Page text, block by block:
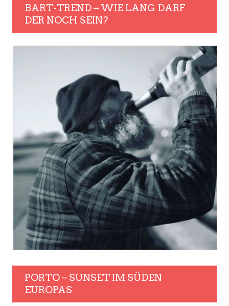
BART-TREND – WIE LANG DARF
DER NOCH SEIN?
PORTO – SUNSET IM SÜDEN
EUROPAS